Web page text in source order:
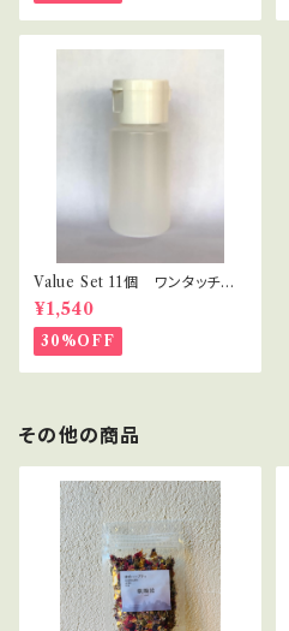
Value Set 11個 ワンタッチキ
ャップ プラボトル 30ml セラ
ピスト・講座用
¥1,540
30%OFF
その他の商品